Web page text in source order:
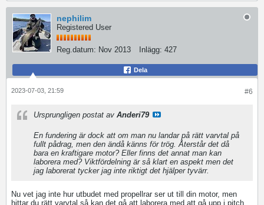
nephilim
Registered User
Reg.datum: Nov 2013 Inlägg: 427
Dela
#6
2023-07-03, 21:59
Ursprungligen postat av Anderi79
En fundering är dock att om man nu landar på rätt varvtal på
fullt pådrag, men den ändå känns för trög. Återstår det då
bara en kraftigare motor? Eller finns det annat man kan
laborera med? Viktfördelning är så klart en aspekt men det
jag laborerat tycker jag inte riktigt det hjälper tyvärr.
Nu vet jag inte hur utbudet med propellrar ser ut till din motor, men
hittar du rätt varvtal så kan det gå att laborera med att gå upp i pitch